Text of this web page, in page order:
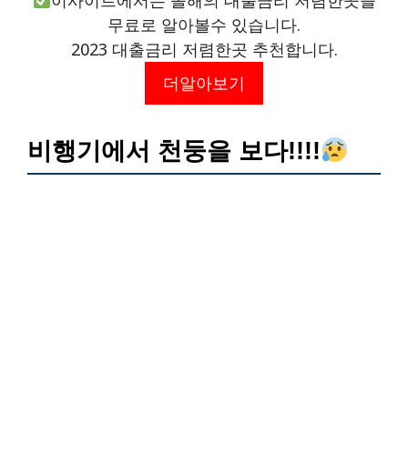
무료로 알아볼수 있습니다.
2023 대출금리 저렴한곳 추천합니다.
더알아보기
비행기에서 천둥을 보다!!!!